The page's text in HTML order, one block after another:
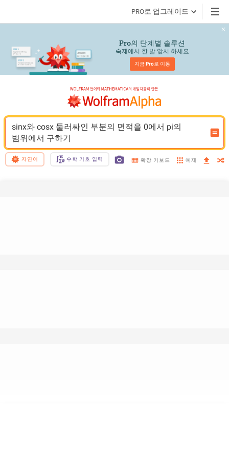
PRO로 업그레이드
Pro의 단계별 솔루션
숙제에서 한 발 앞서 하세요
지금 Pro로 이동
sinx와 cosx 둘러싸인 부분의 면적을 0에서 pi의
범위에서 구하기
자연어 수학 기호 입력 확장 키보드 예제